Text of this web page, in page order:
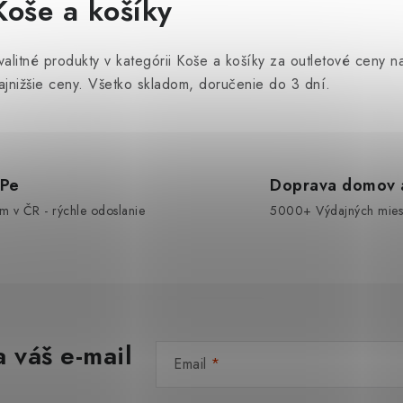
a košíky
produkty v kategórii Koše a košíky za outletové ceny
ceny. Všetko skladom, doručenie do 3 dní.
v ČR - rýchle odoslanie
Doprava
5000+ Výdajných
e-mail Email